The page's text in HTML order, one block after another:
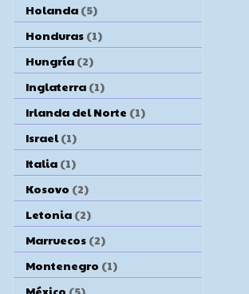
Holanda (5)
Honduras (1)
Hungría (2)
Inglaterra (1)
Irlanda del Norte (1)
Israel (1)
Italia (1)
Kosovo (2)
Letonia (2)
Marruecos (2)
Montenegro (1)
México (5)